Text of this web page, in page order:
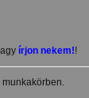
írjon nekem!!